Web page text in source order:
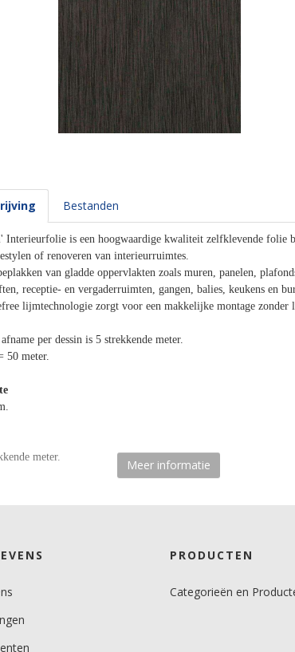
Bestanden
Interieurfolie is een hoogwaardige kwaliteit zelfklevende folie
of renoveren van interieurruimtes.
van gladde oppervlakten zoals muren, panelen,
receptie- en vergaderruimten, gangen, balies, keukens en
lijmtechnologie zorgt voor een makkelijke montage zonder
per dessin is 5 strekkende meter.
50 meter.
meter.
plakken!
Meer informatie
PRODUCTEN
Categorieën en